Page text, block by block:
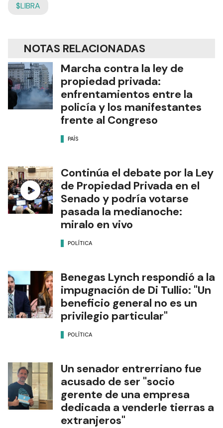
$LIBRA
NOTAS RELACIONADAS
Marcha contra la ley de
propiedad privada:
enfrentamientos entre la
policía y los manifestantes
frente al Congreso
PAÍS
Continúa el debate por la Ley
de Propiedad Privada en el
Senado y podría votarse
pasada la medianoche:
miralo en vivo
POLÍTICA
Benegas Lynch respondió a la
impugnación de Di Tullio: "Un
beneficio general no es un
privilegio particular"
POLÍTICA
Un senador entrerriano fue
acusado de ser "socio
gerente de una empresa
dedicada a venderle tierras a
extranjeros"